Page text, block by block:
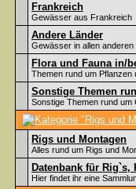
Frankreich
Gewässer aus Frankreich
Andere Länder
Gewässer in allen anderen
Flora und Fauna in/
Themen rund um
Sonstige Themen
Sonstige Themen rund um
Rigs und Montagen
Alles rund um Rigs und
Datenbank für
Hier findet ihr eine